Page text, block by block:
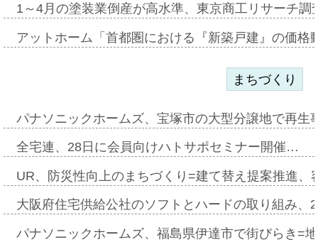
1～4月の塗装業倒産が高水準、東京商工リサーチ
アットホーム「首都圏における『新築戸建』の価
まちづくり
パナソニックホームズ、宝塚市の大型分譲地で再
全宅連、28日に会員向けハトサポセミナー開催…
UR、防災性向上のまちづくり=建て替え提案推進
大阪府住宅供給公社のソフトとハードの取り組み
パナソニックホームズ、福島県伊達市で街びらき=